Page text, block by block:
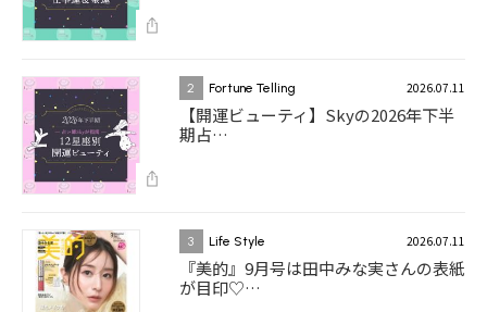
2 Fortune Telling 2026.07.11
【開運ビューティ】Skyの2026年下半
期占…
3 Life Style 2026.07.11
『美的』9月号は田中みな実さんの表紙
が目印♡…